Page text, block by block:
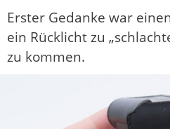
Erster Gedanke war
ein Rücklicht zu
zu kommen.